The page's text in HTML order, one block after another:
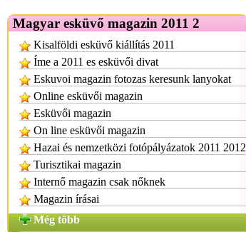
Magyar esküvő magazin 2011 2
Kisalföldi esküvő kiállítás 2011
Íme a 2011 es esküvői divat
Eskuvoi magazin fotozas keresunk lanyokat
Online esküvői magazin
Esküvői magazin
On line esküvői magazin
Hazai és nemzetközi fotópályázatok 2011 2012
Turisztikai magazin
Internő magazin csak nőknek
Magazin írásai
Még több